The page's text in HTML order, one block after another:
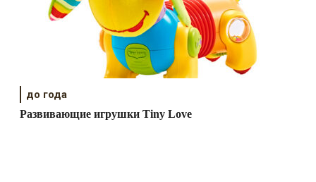
до года
Развивающие игрушки Tiny Love